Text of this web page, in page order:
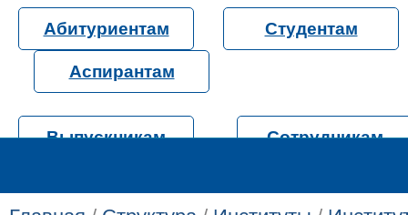
Абитуриентам Студентам
Аспирантам
Выпускникам Сотрудникам